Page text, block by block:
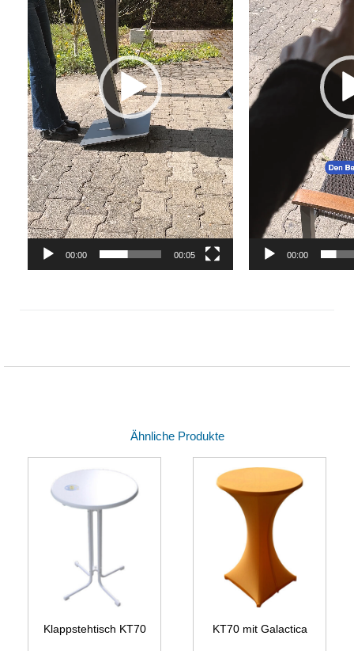
00:00 00:05 00:00
Ähnliche Produkte
Klappstehtisch KT70 KT70 mit Galactica